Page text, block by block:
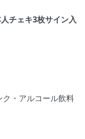
チェキ3枚サイン入
ク・アルコール飲料